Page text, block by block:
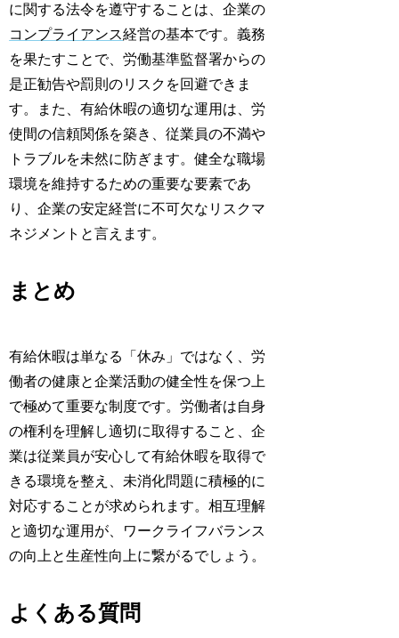
に関する法令を遵守することは、企業の
コンプライアンス経営の基本です。義務
を果たすことで、労働基準監督署からの
是正勧告や罰則のリスクを回避できま
す。また、有給休暇の適切な運用は、労
使間の信頼関係を築き、従業員の不満や
トラブルを未然に防ぎます。健全な職場
環境を維持するための重要な要素であ
り、企業の安定経営に不可欠なリスクマ
ネジメントと言えます。
まとめ
有給休暇は単なる「休み」ではなく、労
働者の健康と企業活動の健全性を保つ上
で極めて重要な制度です。労働者は自身
の権利を理解し適切に取得すること、企
業は従業員が安心して有給休暇を取得で
きる環境を整え、未消化問題に積極的に
対応することが求められます。相互理解
と適切な運用が、ワークライフバランス
の向上と生産性向上に繋がるでしょう。
よくある質問